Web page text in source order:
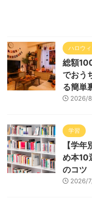
ハロウ
総額
でおう
る簡単
2026/
学習
【学
め本10
のコツ
2026/